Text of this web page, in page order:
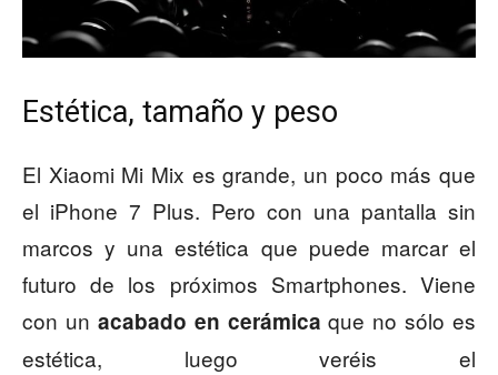
Estética, tamaño y peso
El Xiaomi Mi Mix es grande, un poco más que
el iPhone 7 Plus. Pero con una pantalla sin
marcos y una estética que puede marcar el
futuro de los próximos Smartphones. Viene
con un acabado en cerámicaque no sólo es
estética, luego veréis el